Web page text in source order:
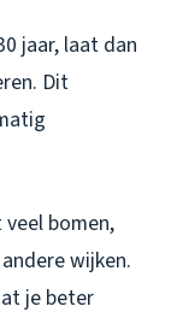
jaar, laat dan
Dit
bomen,
wijken.
je beter